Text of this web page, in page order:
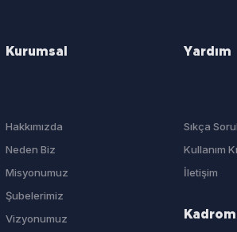
Kurumsal
Hakkımızda
Neden Biz
Misyonumuz
Şubelerimiz
Vizyonumuz
Yardım
Sıkça
Kullanım
İletişim